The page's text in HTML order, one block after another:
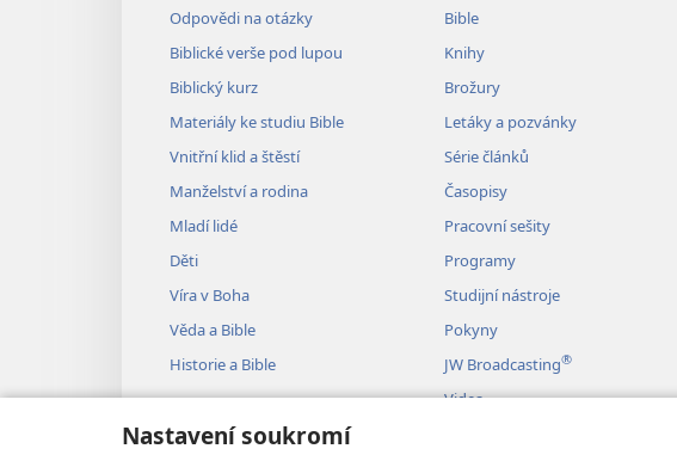
Nastavení soukromí
Odpovědi na otázky
Biblické verše pod lupou
Biblický kurz
Materiály ke studiu Bible
Vnitřní klid a štěstí
Manželství a rodina
Mladí lidé
Děti
Víra v Boha
Věda a Bible
Historie a Bible
Bible
Knihy
Brožury
Letáky a pozvánky
Série článků
Časopisy
Pracovní sešity
Programy
Studijní nástroje
Pokyny
JW Broadcasting®
Videa